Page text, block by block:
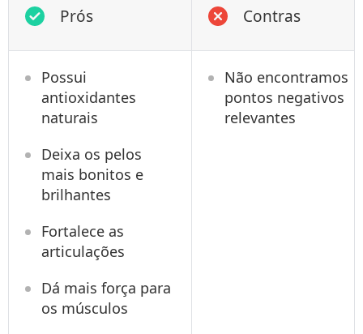
Prós Contras
Possui
antioxidantes
naturais
Não encontramos
pontos negativos
relevantes
Deixa os pelos
mais bonitos e
brilhantes
Fortalece as
articulações
Dá mais força para
os músculos